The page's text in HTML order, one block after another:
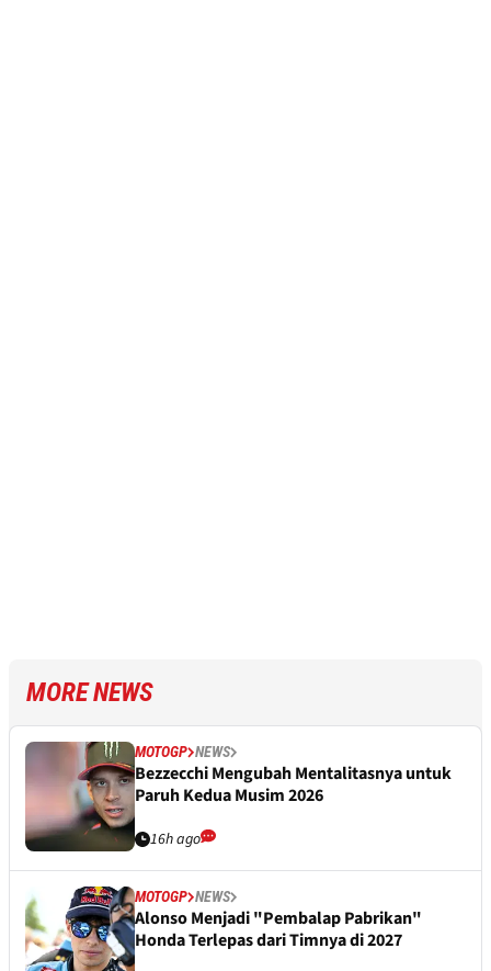
MORE NEWS
MOTOGP NEWS
Bezzecchi Mengubah Mentalitasnya untuk
Paruh Kedua Musim 2026
16h ago
MOTOGP NEWS
Alonso Menjadi "Pembalap Pabrikan"
Honda Terlepas dari Timnya di 2027